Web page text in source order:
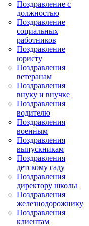
Поздравление с
должностью
Поздравление
социальных
работников
Поздравление
юристу
Поздравления
ветеранам
Поздравления
внуку и внучке
Поздравления
водителю
Поздравления
военным
Поздравления
выпускникам
Поздравления
детскому саду
Поздравления
директору школы
Поздравления
железнодорожнику
Поздравления
клиентам